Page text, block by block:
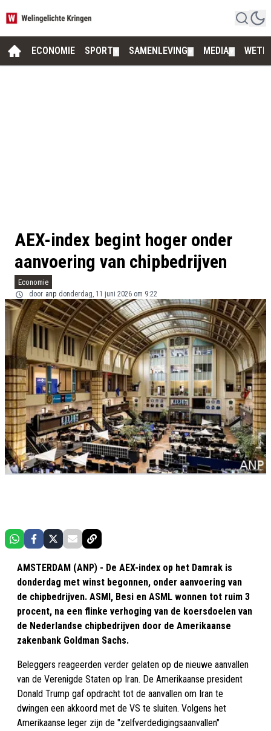
ECONOMIE SPORT SAMENLEVING MEDIA
AEX-index begint hoger onder
aanvoering van chipbedrijven
Economie
door anp donderdag, 11 juni 2026 om 9:22
AMSTERDAM (ANP) - De AEX-index op het Damrak is
donderdag met winst begonnen, onder aanvoering van
de chipbedrijven. ASMI, Besi en ASML wonnen tot ruim 3
procent, na een flinke verhoging van de koersdoelen van
de Nederlandse chipbedrijven door de Amerikaanse
zakenbank Goldman Sachs.
Beleggers reageerden verder gelaten op de nieuwe aanvallen
van de Verenigde Staten op Iran. De Amerikaanse president
Donald Trump gaf opdracht tot de aanvallen om Iran te
dwingen een akkoord met de VS te sluiten. Volgens het
Amerikaanse leger zijn de "zelfverdedigingsaanvallen"